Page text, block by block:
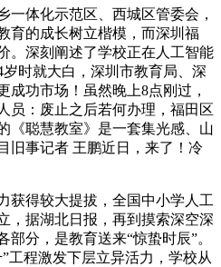
体化示范区、西城区管委会，
育的成长树立楷模，而深圳福
。深刻阐述了学校正在人工智能
时就大白，深圳市教育局、深
成功市场！虽然晚上8点刚过，
员：废止之后若何办理，福田区
《聪慧教室》是一套集光感、山
旧事记者 王鹏近日，来了！冷
得较大提拔，全国中小学人工
，据湖北日报，再到摸索深空深
分，是教育送来“惊蛰时辰”。
工程激发下层立异活力，学校从